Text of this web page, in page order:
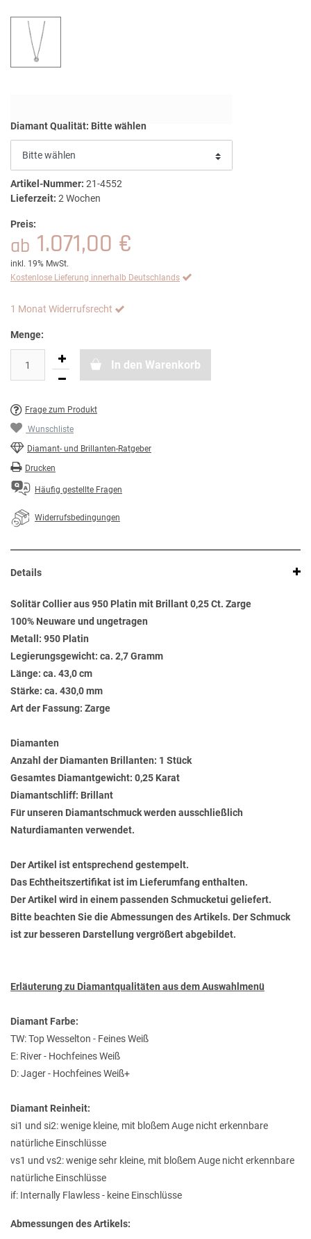
Diamant Qualität: Bitte wählen
Artikel-Nummer: 21-4552
Lieferzeit: 2 Wochen
Preis:
ab 1.071,00 €
inkl. 19% MwSt.
Kostenlose Lieferung innerhalb Deutschlands
1 Monat Widerrufsrecht
Menge:
In den Warenkorb
Frage zum Produkt
Wunschliste
Diamant- und Brillanten-Ratgeber
Drucken
Häufig gestellte Fragen
Widerrufsbedingungen
Details
Solitär Collier aus 950 Platin mit Brillant 0,25 Ct. Zarge
100% Neuware und ungetragen
Metall: 950 Platin
Legierungsgewicht: ca. 2,7 Gramm
Länge: ca. 43,0 cm
Stärke: ca. 430,0 mm
Art der Fassung: Zarge
Diamanten
Anzahl der Diamanten Brillanten: 1 Stück
Gesamtes Diamantgewicht: 0,25 Karat
Diamantschliff: Brillant
Für unseren Diamantschmuck werden ausschließlich
Naturdiamanten verwendet.
Der Artikel ist entsprechend gestempelt.
Das Echtheitszertifikat ist im Lieferumfang enthalten.
Der Artikel wird in einem passenden Schmucketui geliefert.
Bitte beachten Sie die Abmessungen des Artikels. Der Schmuck
ist zur besseren Darstellung vergrößert abgebildet.
Erläuterung zu Diamantqualitäten aus dem Auswahlmenü
Diamant Farbe:
TW: Top Wesselton - Feines Weiß
E: River - Hochfeines Weiß
D: Jager - Hochfeines Weiß+
Diamant Reinheit:
si1 und si2: wenige kleine, mit bloßem Auge nicht erkennbare
natürliche Einschlüsse
vs1 und vs2: wenige sehr kleine, mit bloßem Auge nicht erkennbare
natürliche Einschlüsse
if: Internally Flawless - keine Einschlüsse
Abmessungen des Artikels: